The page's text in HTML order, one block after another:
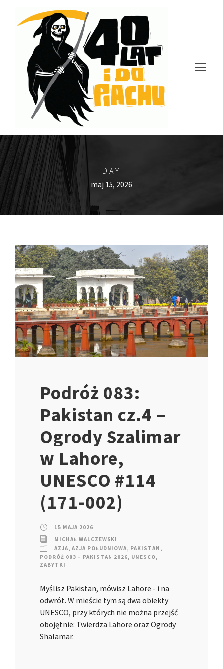
DAY
maj 15, 2026
Podróż 083:
Pakistan cz.4 –
Ogrody Szalimar
w Lahore,
UNESCO #114
(171-002)
15 MAJA 2026
MICHAŁ WALCZEWSKI
AZJA, AZJA POŁUDNIOWA, PAKISTAN ,
PODRÓŻ 083 – PAKISTAN 2026, UNESCO,
ZABYTKI
Myślisz Pakistan, mówisz Lahore - i na
odwrót. W mieście tym są dwa obiekty
UNESCO, przy których nie można przejść
obojętnie: Twierdza Lahore oraz Ogrody
Shalamar.